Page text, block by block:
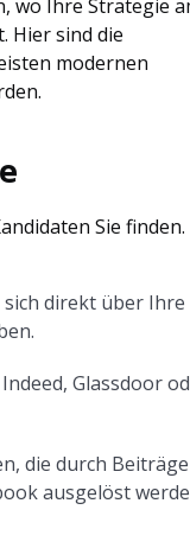
wo Ihre Strategie
Hier sind die
modernen
Sie finden.
sich direkt über Ihre
Glassdoor
die durch
ausgelöst